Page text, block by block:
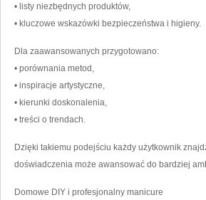
• listy niezbędnych produktów,
• kluczowe wskazówki bezpieczeństwa i higieny.
Dla zaawansowanych przygotowano:
• porównania metod,
• inspiracje artystyczne,
• kierunki doskonalenia,
• treści o trendach.
Dzięki takiemu podejściu każdy użytkownik
doświadczenia może awansować do bardziej
Domowe DIY i profesjonalny manicure